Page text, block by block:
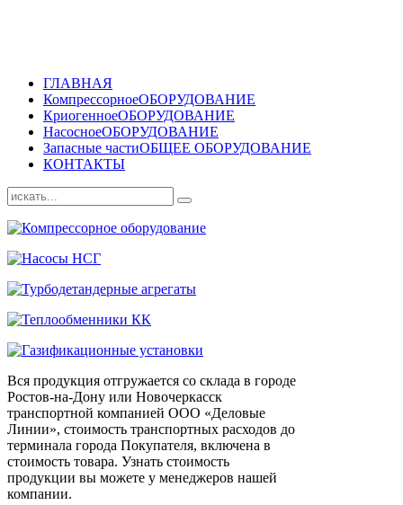
ГЛАВНАЯ
КомпрессорноеОБОРУДОВАНИЕ
КриогенноеОБОРУДОВАНИЕ
НасосноеОБОРУДОВАНИЕ
Запасные частиОБЩЕЕ ОБОРУДОВАНИЕ
КОНТАКТЫ
Вся продукция отгружается со склада в городе
Ростов-на-Дону или Новочеркасск
транспортной компанией ООО «Деловые
Линии», стоимость транспортных расходов до
терминала города Покупателя, включена в
стоимость товара. Узнать стоимость
продукции вы можете у менеджеров нашей
компании.